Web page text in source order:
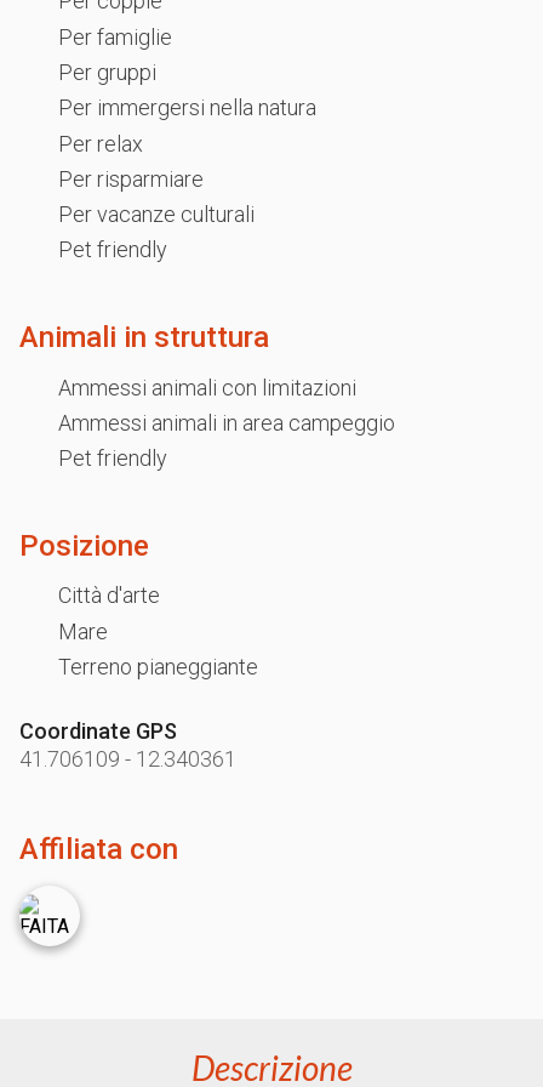
Per famiglie
Per gruppi
Per immergersi nella natura
Per relax
Per risparmiare
Per vacanze culturali
Pet friendly
Animali in struttura
Ammessi animali con limitazioni
Ammessi animali in area campeggio
Pet friendly
Posizione
Città d'arte
Mare
Terreno pianeggiante
Coordinate GPS
41.706109 - 12.340361
Affiliata con
Descrizione